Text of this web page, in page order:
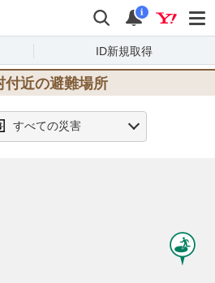
検索 通知
i
ID新規取得
付近の避難場所
すべての災害